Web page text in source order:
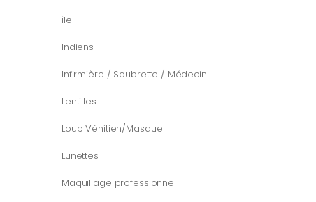
île
Indiens
Infirmière / Soubrette / Médecin
Lentilles
Loup Vénitien/Masque
Lunettes
Maquillage professionnel